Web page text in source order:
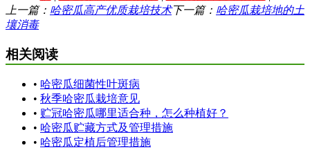
上一篇： 哈密瓜高产优质栽培技术下一篇： 哈密瓜栽培地的土
壤消毒
相关阅读
• 哈密瓜细菌性叶斑病
• 秋季哈密瓜栽培意见
• 贮冠哈密瓜哪里适合种，怎么种植好？
• 哈密瓜贮藏方式及管理措施
• 哈密瓜定植后管理措施